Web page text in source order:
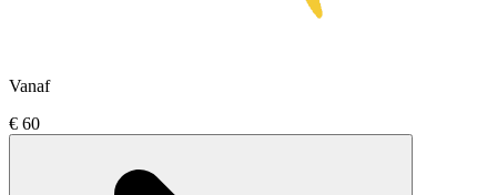
Vanaf
€ 60